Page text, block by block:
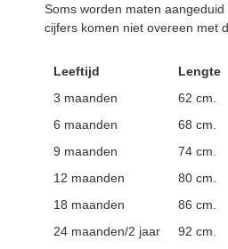
Soms worden maten
cijfers komen niet overeen met
Leeftijd Lengte
3 maanden
62 cm.
6 maanden
68 cm.
9 maanden
74 cm.
12 maanden
80 cm.
18 maanden
86 cm.
24 maanden/2 jaar
92 cm.